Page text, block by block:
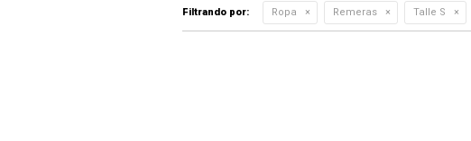
Filtrando por: Ropa Remeras Talle S